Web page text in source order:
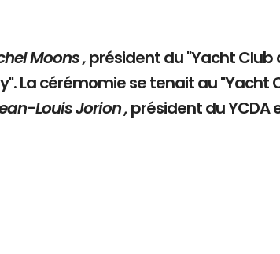
Moons ,président du "Yacht Club
La cérémomie se tenait au "Yacht
Louis Jorion ,président du YCDA